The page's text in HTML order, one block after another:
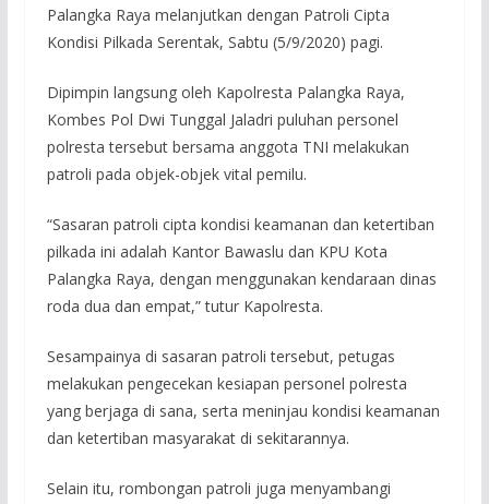
Palangka Raya melanjutkan dengan Patroli Cipta
Kondisi Pilkada Serentak, Sabtu (5/9/2020) pagi.
Dipimpin langsung oleh Kapolresta Palangka Raya,
Kombes Pol Dwi Tunggal Jaladri puluhan personel
polresta tersebut bersama anggota TNI melakukan
patroli pada objek-objek vital pemilu.
“Sasaran patroli cipta kondisi keamanan dan ketertiban
pilkada ini adalah Kantor Bawaslu dan KPU Kota
Palangka Raya, dengan menggunakan kendaraan dinas
roda dua dan empat,” tutur Kapolresta.
Sesampainya di sasaran patroli tersebut, petugas
melakukan pengecekan kesiapan personel polresta
yang berjaga di sana, serta meninjau kondisi keamanan
dan ketertiban masyarakat di sekitarannya.
Selain itu, rombongan patroli juga menyambangi